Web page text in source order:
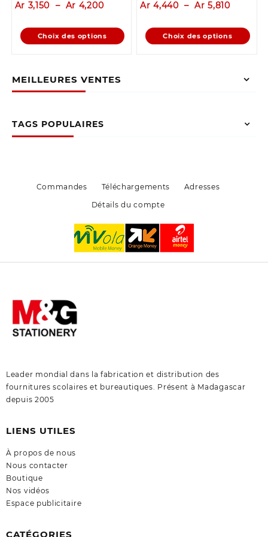
MEILLEURES VENTES
TAGS POPULAIRES
Ar 3,150 – Ar 4,200Plage
prix :
Ar 3,150
Choix des options
Ce
produit
variations.
peuvent
être
Ar 4,440 – Ar 5,810Plage
prix :
Ar 4,440
Choix des options
Ce
produit
page
produit
Commandes Téléchargements
Adresses
Détails du compte
Leader mondial dans la fabrication et distribution des
fournitures scolaires et bureautiques. Présent à Madagascar
depuis 2005
LIENS UTILES
À propos de nous
Nous contacter
Boutique
Nos vidéos
Espace publicitaire
CATÉGORIES